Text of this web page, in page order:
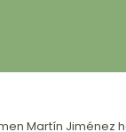
Martín Jiménez